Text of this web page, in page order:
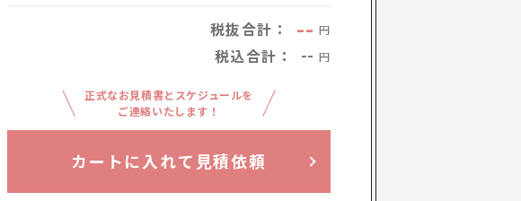
税抜合計： -- 円
税込合計： -- 円
正式なお見積書とスケジュールを
ご連絡いたします！
カートに入れて見積依頼